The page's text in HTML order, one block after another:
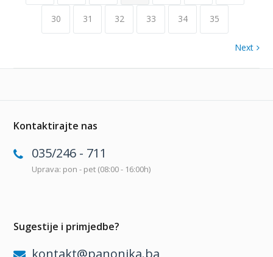
30 31 32 33 34 35
Next
Kontaktirajte nas
035/246 - 711
Uprava: pon - pet (08:00 - 16:00h)
Sugestije i primjedbe?